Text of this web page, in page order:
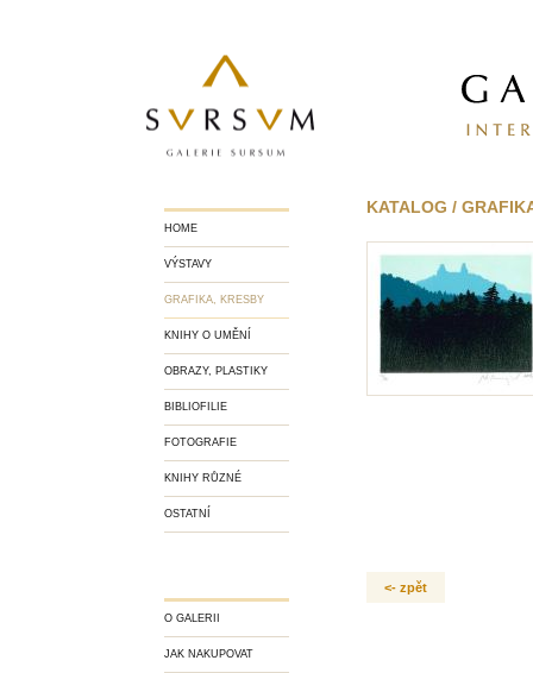
KATALOG /
<- zpět
HOME
VÝSTAVY
GRAFIKA, KRESBY
KNIHY O UMĚNÍ
OBRAZY, PLASTIKY
BIBLIOFILIE
FOTOGRAFIE
KNIHY RŮZNÉ
OSTATNÍ
O GALERII
JAK NAKUPOVAT